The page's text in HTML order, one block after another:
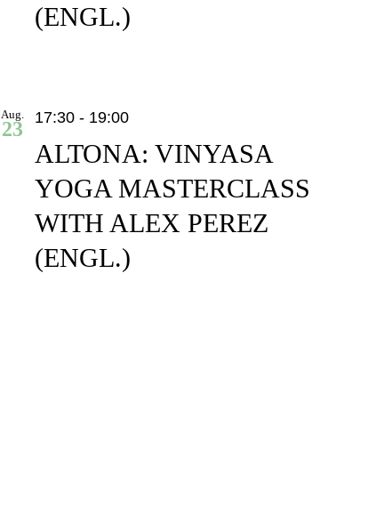
(ENGL.)
Aug.
23
ALTONA: VINYASA
YOGA MASTERCLASS
WITH ALEX PEREZ
(ENGL.)
17:30 - 19:00